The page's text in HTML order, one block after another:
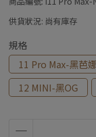
供貨狀況: 尚有庫存
規格
11 Pro Max-黑芭
12 MINI-黑OG